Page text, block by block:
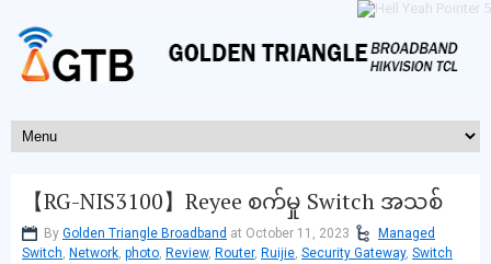
【RG-NIS3100】Reyee စက်မှု Switch အသစ်
By Golden Triangle Broadband at October 11, 2023
Managed
Switch, Network, photo, Review, Router, Ruijie, Security Gateway, Switch